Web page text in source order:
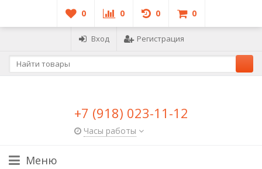
0 0 0 0
Вход Регистрация
+7 (918) 023-11-12
Часы работы
Меню